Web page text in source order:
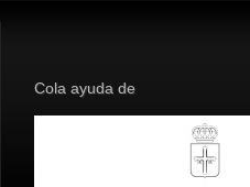
Cola ayuda de